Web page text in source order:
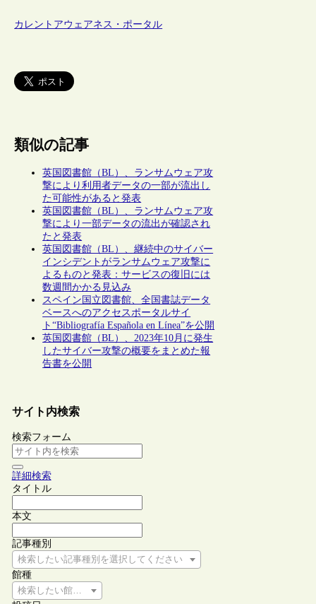
カレントアウェアネス・ポータル
類似の記事
英国図書館（BL）、ランサムウェア攻
撃により利用者データの一部が流出し
た可能性があると発表
英国図書館（BL）、ランサムウェア攻
撃により一部データの流出が確認され
たと発表
英国図書館（BL）、継続中のサイバー
インシデントがランサムウェア攻撃に
よるものと発表：サービスの復旧には
数週間かかる見込み
スペイン国立図書館、全国書誌データ
ベースへのアクセスポータルサイ
ト“Bibliografía Española en Línea”を公開
英国図書館（BL）、2023年10月に発生
したサイバー攻撃の概要をまとめた報
告書を公開
サイト内検索
検索フォーム
詳細検索
タイトル
本文
記事種別
検索したい記事種別を選択してください
館種
検索したい館種を選択してください